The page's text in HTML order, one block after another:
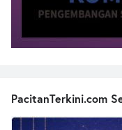
PacitanTerkini.com